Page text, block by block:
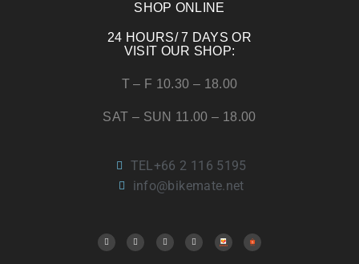
SHOP ONLINE
24 HOURS/ 7 DAYS OR
VISIT OUR SHOP:
T – F 10.30 – 18.00
SAT – SUN 11.00 – 18.00
TEL+66 2 116 5195
info@bikemate.net